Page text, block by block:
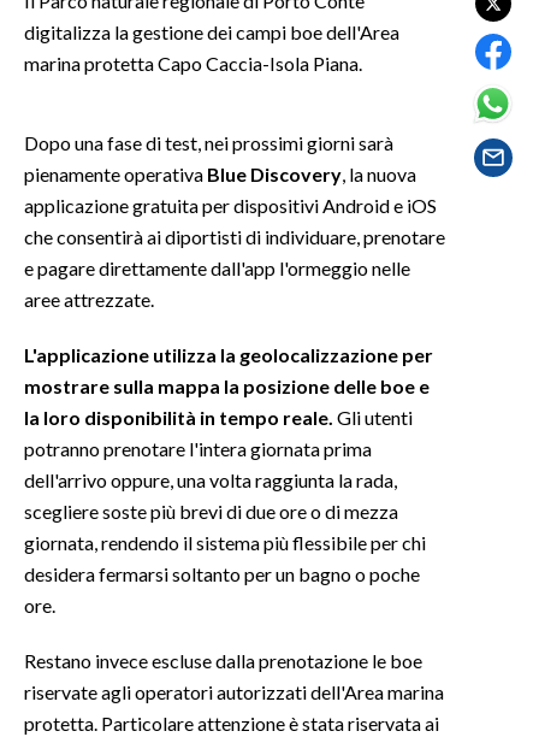
CULTURA
GOSSIP
SALUTE
SARDEGNA TURISMO
NOTIZIE
#CARAUNIONE
3 MINUTI CON
INSULARITÀ
ABBONATI
digitalizza la gestione dei campi boe dell'Area
marina protetta Capo Caccia-Isola Piana.
Dopo una fase di test, nei prossimi giorni sarà
pienamente operativa Blue Discovery , la nuova
applicazione gratuita per dispositivi Android e iOS
che consentirà ai diportisti di individuare, prenotare
e pagare direttamente dall'app l'ormeggio nelle
aree attrezzate.
L'applicazione utilizza la geolocalizzazione per
mostrare sulla mappa la posizione delle boe e
la loro disponibilità in tempo reale. Gli utenti
potranno prenotare l'intera giornata prima
dell'arrivo oppure, una volta raggiunta la rada,
scegliere soste più brevi di due ore o di mezza
giornata, rendendo il sistema più flessibile per chi
desidera fermarsi soltanto per un bagno o poche
ore.
Restano invece escluse dalla prenotazione le boe
riservate agli operatori autorizzati dell'Area marina
protetta. Particolare attenzione è stata riservata ai